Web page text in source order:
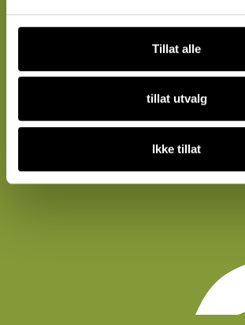
Tillat alle
tillat utvalg
Ikke tillat